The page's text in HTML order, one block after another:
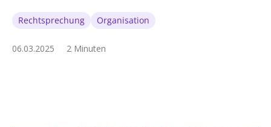
Rechtsprechung Organisation
06.03.2025 2 Minuten